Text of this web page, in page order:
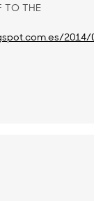
TO THE
2014/